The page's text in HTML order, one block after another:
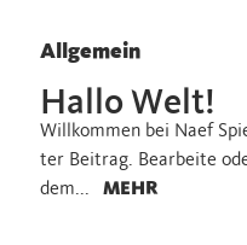
Allgemein
Hallo Welt!
Will­kom­men bei Naef
ter Bei­trag. Be­ar­bei­te
dem...
MEHR